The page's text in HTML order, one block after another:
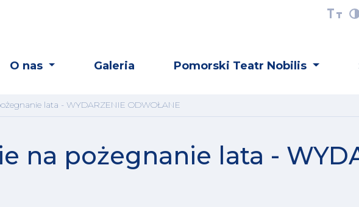
O nas Galeria Pomorski Teatr Nobilis
lata - WYDARZENIE ODWOŁANE
na pożegnanie lata -